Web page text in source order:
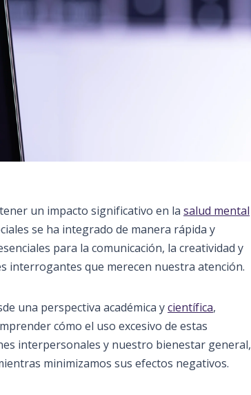
un impacto significativo en la salud mental
se ha integrado de manera rápida y
para la comunicación, la creatividad y
interrogantes que merecen nuestra atención.
una perspectiva académica ycientífica,
cómo el uso excesivo de estas
interpersonales y nuestro bienestar general,
minimizamos sus efectos negativos.